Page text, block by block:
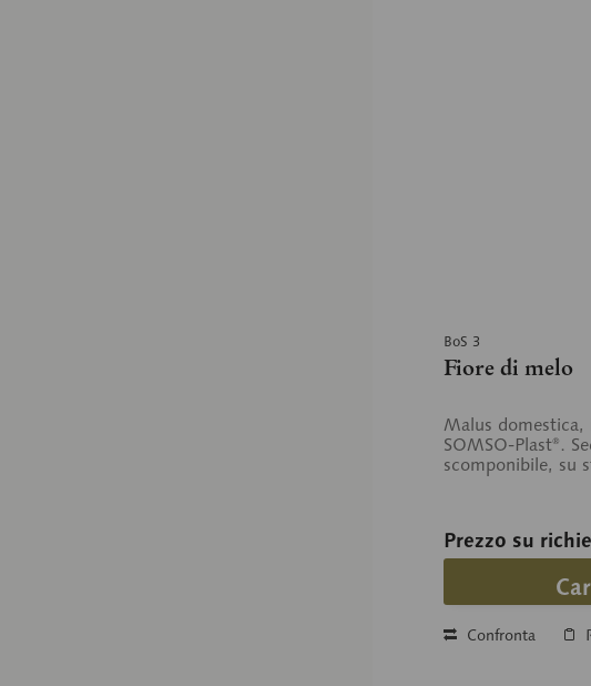
BoS 3
Fiore di melo
Malus
SOMSO-Plast®.
scomponibile, su
Prezzo su
Confronta